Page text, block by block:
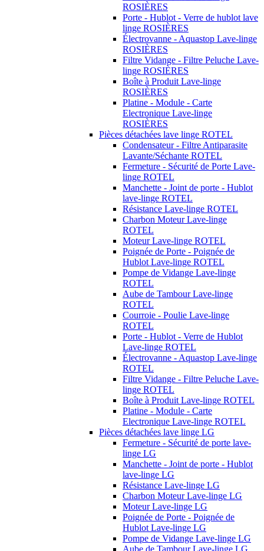
ROSIÈRES
Porte - Hublot - Verre de hublot lave
linge ROSIÈRES
Électrovanne - Aquastop Lave-linge
ROSIÈRES
Filtre Vidange - Filtre Peluche Lave-
linge ROSIÈRES
Boîte à Produit Lave-linge
ROSIÈRES
Platine - Module - Carte
Electronique Lave-linge
ROSIÈRES
Pièces détachées lave linge ROTEL
Condensateur - Filtre Antiparasite
Lavante/Séchante ROTEL
Fermeture - Sécurité de Porte Lave-
linge ROTEL
Manchette - Joint de porte - Hublot
lave-linge ROTEL
Résistance Lave-linge ROTEL
Charbon Moteur Lave-linge
ROTEL
Moteur Lave-linge ROTEL
Poignée de Porte - Poignée de
Hublot Lave-linge ROTEL
Pompe de Vidange Lave-linge
ROTEL
Aube de Tambour Lave-linge
ROTEL
Courroie - Poulie Lave-linge
ROTEL
Porte - Hublot - Verre de Hublot
Lave-linge ROTEL
Électrovanne - Aquastop Lave-linge
ROTEL
Filtre Vidange - Filtre Peluche Lave-
linge ROTEL
Boîte à Produit Lave-linge ROTEL
Platine - Module - Carte
Electronique Lave-linge ROTEL
Pièces détachées lave linge LG
Fermeture - Sécurité de porte lave-
linge LG
Manchette - Joint de porte - Hublot
lave-linge LG
Résistance Lave-linge LG
Charbon Moteur Lave-linge LG
Moteur Lave-linge LG
Poignée de Porte - Poignée de
Hublot Lave-linge LG
Pompe de Vidange Lave-linge LG
Aube de Tambour Lave-linge LG